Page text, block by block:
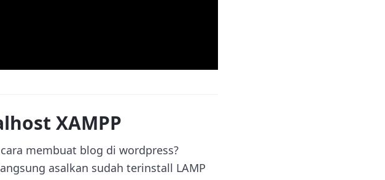
XAMPP
membuat blog di wordpress?
asalkan sudah terinstall LAMP